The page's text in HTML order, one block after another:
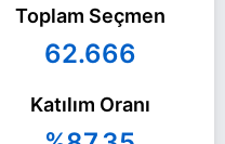
Toplam Seçmen
62.666
Katılım Oranı